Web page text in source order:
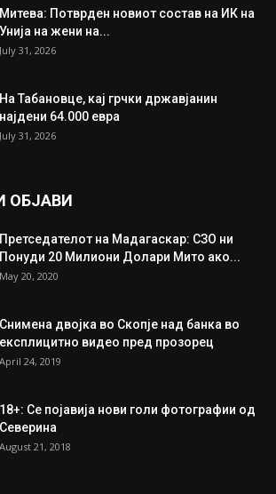
Митева: Потврден новиот состав на ИК на
Унија на жени на...
July 31, 2026
На Табановце, кај грчки државјанин
најдени 64.000 евра
July 31, 2026
ОБЈАВИ
Претседателот на Мадагаскар: СЗО ни
Понуди 20 Милиони Долари Мито ако...
May 20, 2020
Снимена двојка во Скопје над банка во
експлицитно видео пред прозорец
April 24, 2019
18+: Се појавија нови голи фотографии од
Северина
August 21, 2018